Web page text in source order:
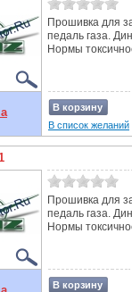
Прошивка для
педаль газа.
Нормы
В корзину
В список желаний
Прошивка для
педаль газа.
Нормы
В корзину